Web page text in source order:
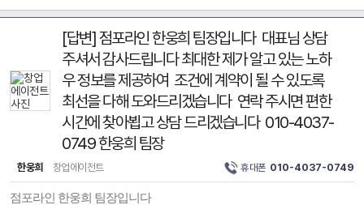
[답변] 점포라인 한웅희 팀장입니다 대표님 상담
주셔서 감사드립니다 최대한 제가 알고 있는 노하
우 정보를 제공하여 조건에 계약이 될 수 있도록
최선을 다해 도와드리겠습니다 연락 주시면 편한
시간에 찾아뵙고 상담 드리겠습니다 010-4037-
0749 한웅희 팀장
한웅희 창업에이전트 휴대폰 010-4037-0749
점포라인 한웅희 팀장입니다